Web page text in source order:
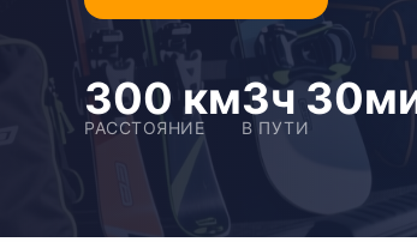
300 км
РАССТОЯНИЕ
3ч
В ПУТИ